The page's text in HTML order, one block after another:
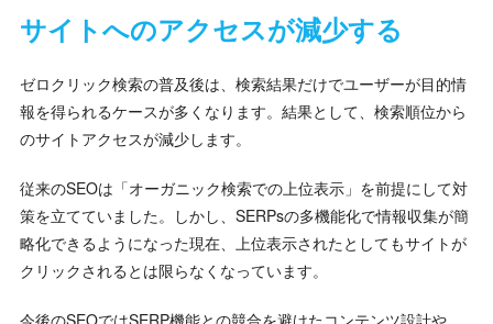
サイトへのアクセスが減少する
ゼロクリック検索の普及後は、検索結果だけでユーザーが目的情
報を得られるケースが多くなります。結果として、検索順位から
のサイトアクセスが減少します。
従来のSEOは「オーガニック検索での上位表示」を前提にして対
策を立てていました。しかし、SERPsの多機能化で情報収集が簡
略化できるようになった現在、上位表示されたとしてもサイトが
クリックされるとは限らなくなっています。
今後のSEOではSERP機能との競合を避けたコンテンツ設計や、